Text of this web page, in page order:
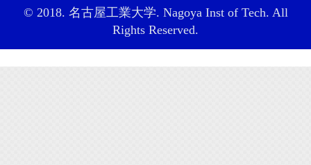
© 2018. 名古屋工業大学. Nagoya Inst of Tech. All
Rights Reserved.